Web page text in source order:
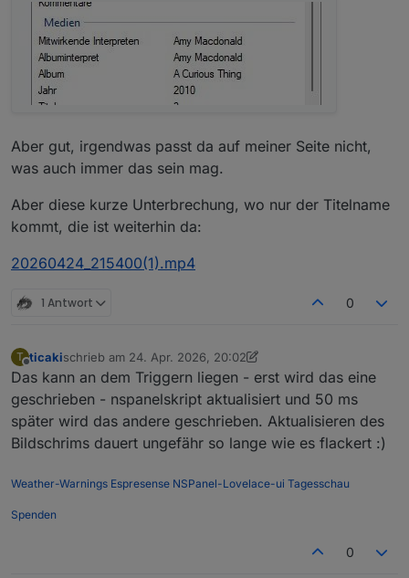
Aber gut, irgendwas passt da auf meiner Seite nicht,
was auch immer das sein mag.
Aber diese kurze Unterbrechung, wo nur der Titelname
kommt, die ist weiterhin da:
20260424_215400(1).mp4
1 Antwort 0
T
Offline
ticakischrieb am 24. Apr. 2026, 20:02
zuletzt editiert von ticaki
Das kann an dem Triggern liegen - erst wird das eine
geschrieben - nspanelskript aktualisiert und 50 ms
später wird das andere geschrieben. Aktualisieren des
Bildschrims dauert ungefähr so lange wie es flackert :)
Weather-Warnings Espresense NSPanel-Lovelace-ui Tagesschau
Spenden
0